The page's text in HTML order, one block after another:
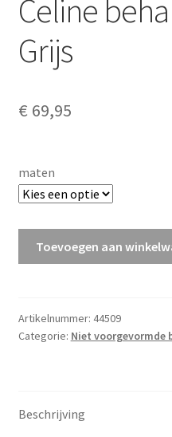
Celine
Grijs
€ 69,95
maten
Grijs
aantal
Toevoegen aan
Artikelnummer: 44509
Categorie: Niet voorgevormde
Beschrijving